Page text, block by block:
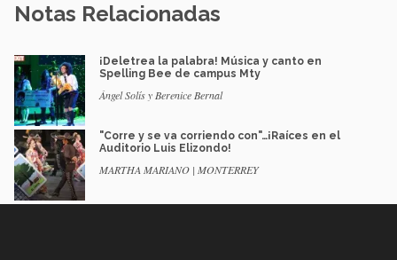
Notas Relacionadas
¡Deletrea la palabra! Música y canto en
Spelling Bee de campus Mty
Ángel Solís y Berenice Bernal
"Corre y se va corriendo con"…¡Raíces en el
Auditorio Luis Elizondo!
MARTHA MARIANO | MONTERREY